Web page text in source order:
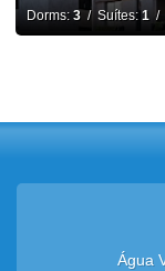
Dorms: 3/ Suítes:1 /
Água